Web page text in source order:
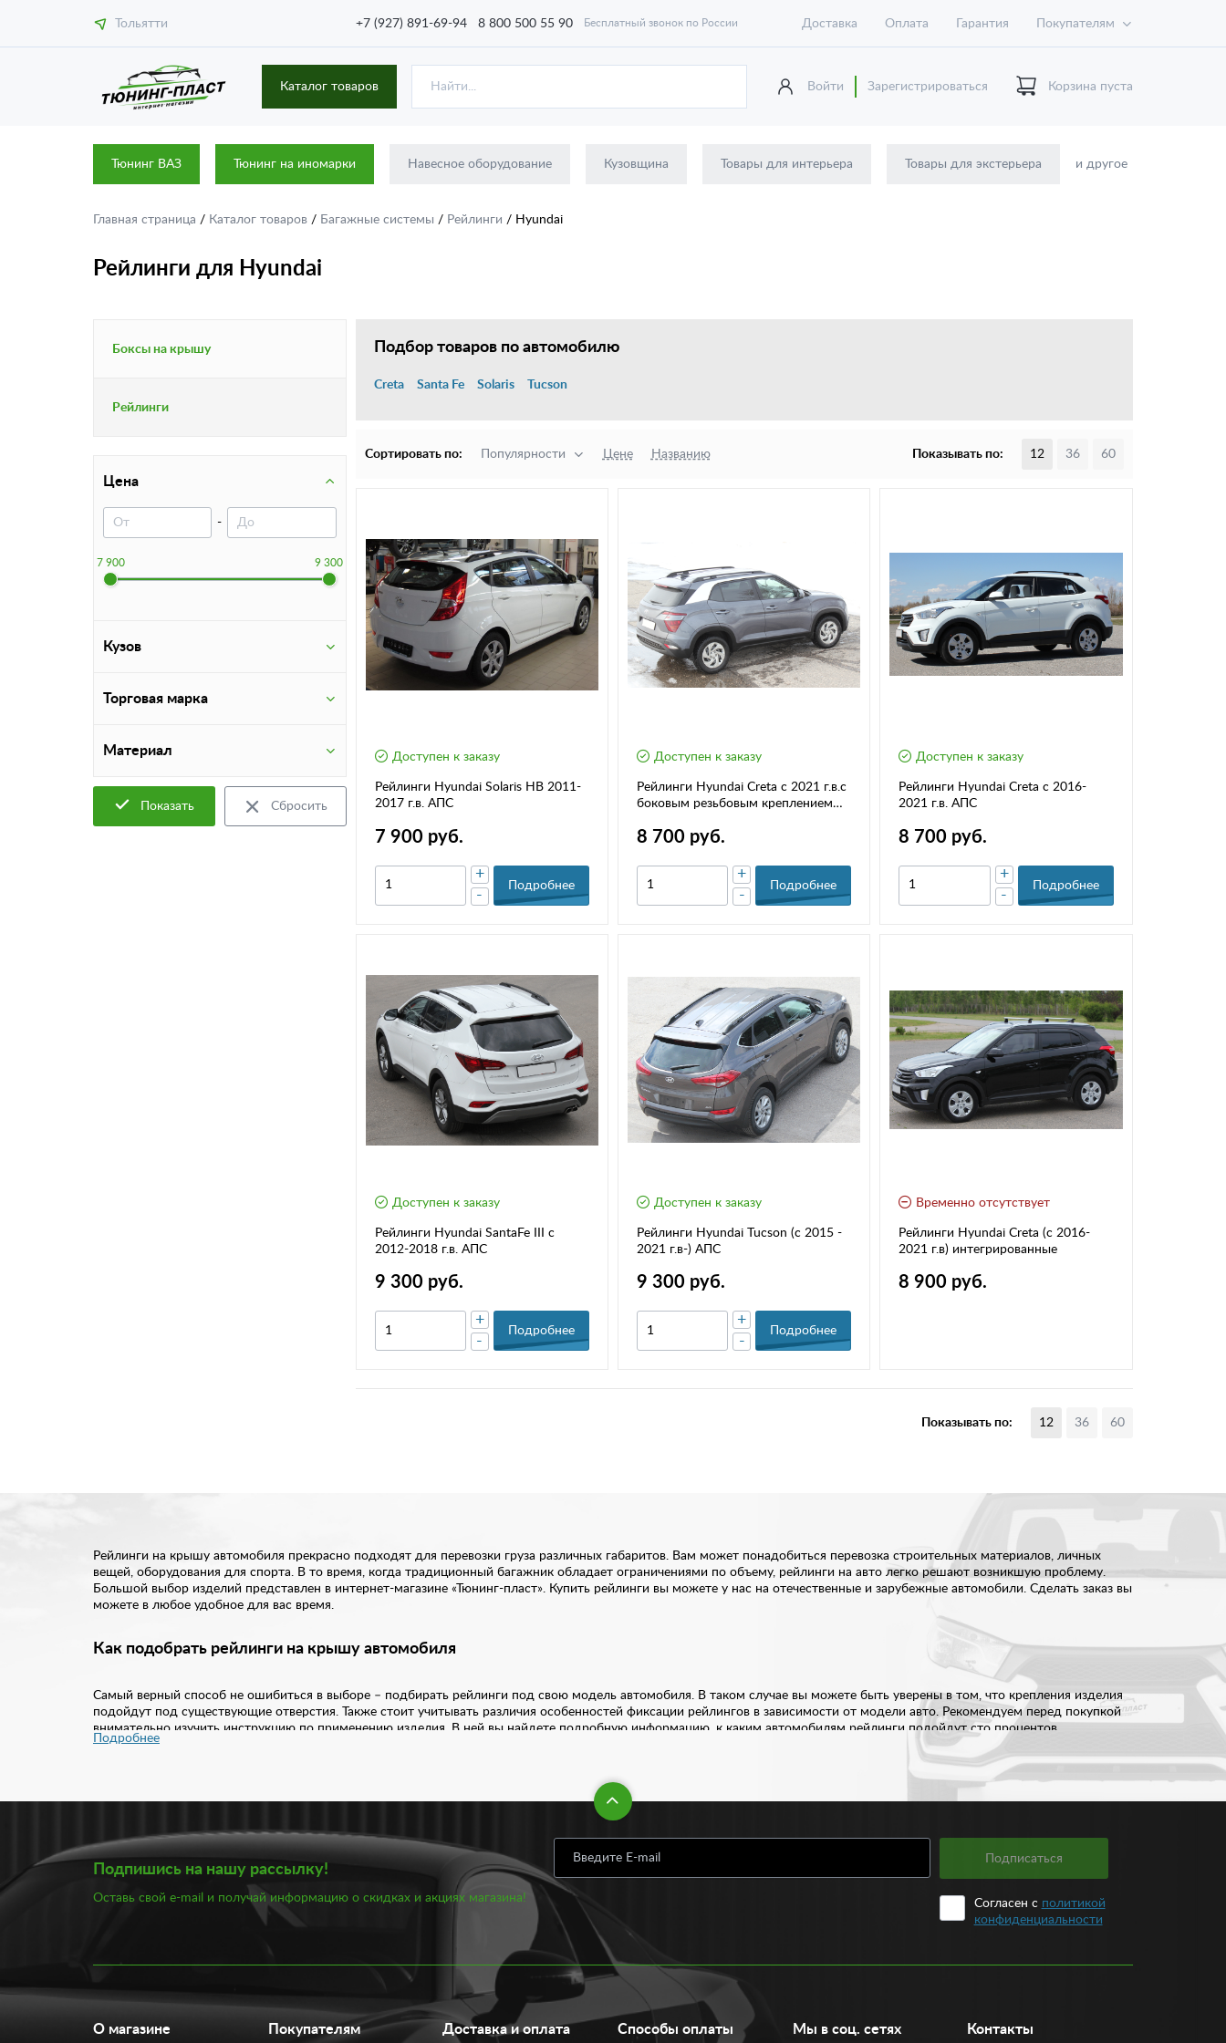
Тольятти +7 (927) 891-69-94 8 800 500 55 90 Бесплатный звонок по России Доставка Оплата Гарантия Покупателям
Каталог товаров Войти Зарегистрироваться Корзина пуста
Тюнинг ВАЗ Тюнинг на иномарки Навесное оборудование Кузовщина Товары для интерьера Товары для экстерьера и другое
Главная страница / Каталог товаров / Багажные системы / Рейлинги / Hyundai
Рейлинги для Hyundai
Боксы на крышу
Рейлинги
Цена
-
7 900 9 300
Кузов
Торговая марка
Материал
Показать Сбросить
Подбор товаров по автомобилю
Creta Santa Fe Solaris Tucson
Сортировать по: Популярности Цене Названию Показывать по: 12 36 60
Доступен к заказу
Рейлинги Hyundai Solaris HB 2011-
2017 г.в. АПС
7 900 руб.
-
+
Подробнее
Доступен к заказу
Рейлинги Hyundai Creta с 2021 г.в.с
боковым резьбовым креплением
8 700 руб.
-
+
Подробнее
Доступен к заказу
Рейлинги Hyundai Creta с 2016-
2021 г.в. АПС
8 700 руб.
-
+
Подробнее
Доступен к заказу
Рейлинги Hyundai SantaFe III с
2012-2018 г.в. АПС
9 300 руб.
-
+
Подробнее
Доступен к заказу
Рейлинги Hyundai Tucson (с 2015 -
2021 г.в-) АПС
9 300 руб.
-
+
Подробнее
Временно отсутствует
Рейлинги Hyundai Creta (с 2016-
2021 г.в) интегрированные
8 900 руб.
Показывать по: 12 36 60
Рейлинги на крышу автомобиля прекрасно подходят для перевозки груза различных габаритов. Вам может понадобиться перевозка строительных материалов, личных
вещей, оборудования для спорта. В то время, когда традиционный багажник обладает ограничениями по объему, рейлинги на авто легко решают возникшую проблему.
Большой выбор изделий представлен в интернет-магазине «Тюнинг-пласт». Купить рейлинги вы можете у нас на отечественные и зарубежные автомобили. Сделать заказ вы
можете в любое удобное для вас время.
Как подобрать рейлинги на крышу автомобиля
Самый верный способ не ошибиться в выборе – подбирать рейлинги под свою модель автомобиля. В таком случае вы можете быть уверены в том, что крепления изделия
подойдут под существующие отверстия. Также стоит учитывать различия особенностей фиксации рейлингов в зависимости от модели авто. Рекомендуем перед покупкой
внимательно изучить инструкцию по применению изделия. В ней вы найдете подробную информацию, к каким автомобилям рейлинги подойдут сто процентов.
С другой стороны, убедитесь, что рейки обладают достаточной прочностью. Быстрее всего ломается металлопластик, поэтому отдавайте предпочтение алюминию.
Узнайте, какой вес такие рейлинги способны выдержать. Наконец, обратите внимание на такие характеристики как: размер, форма и цвет рейлингов. Все эти детали во
многом дополняют экстерьер автомобиля. Поэтому к выбору такой детали стоит отнестись серьезно.
Существует несколько преимуществ установки рейлингов:
Изделие можно эксплуатировать большой период времени;
Продольные рейлинги стоят относительно недорого;
Конструкция увеличивает грузоподъемность автомобиля;
Купить рейлинги на крышу в нашем интернет-магазине вы можете от 2900 рублей. В нашем ассортименте предложены модели для автомобилей Лада, Шевроле, Форд,
Мазда, Опель, Рено и другие. Оптимальный вариант рейлингов под ваш авто вам поможет подобрать наш менеджер.
Подробнее
Подпишись на нашу рассылку!
Оставь свой e-mail и получай информацию о скидках и акциях магазина!
Подписаться
Согласен с политикой
конфиденциальности
О магазине Покупателям Доставка и оплата Способы оплаты Мы в соц. сетях Контакты